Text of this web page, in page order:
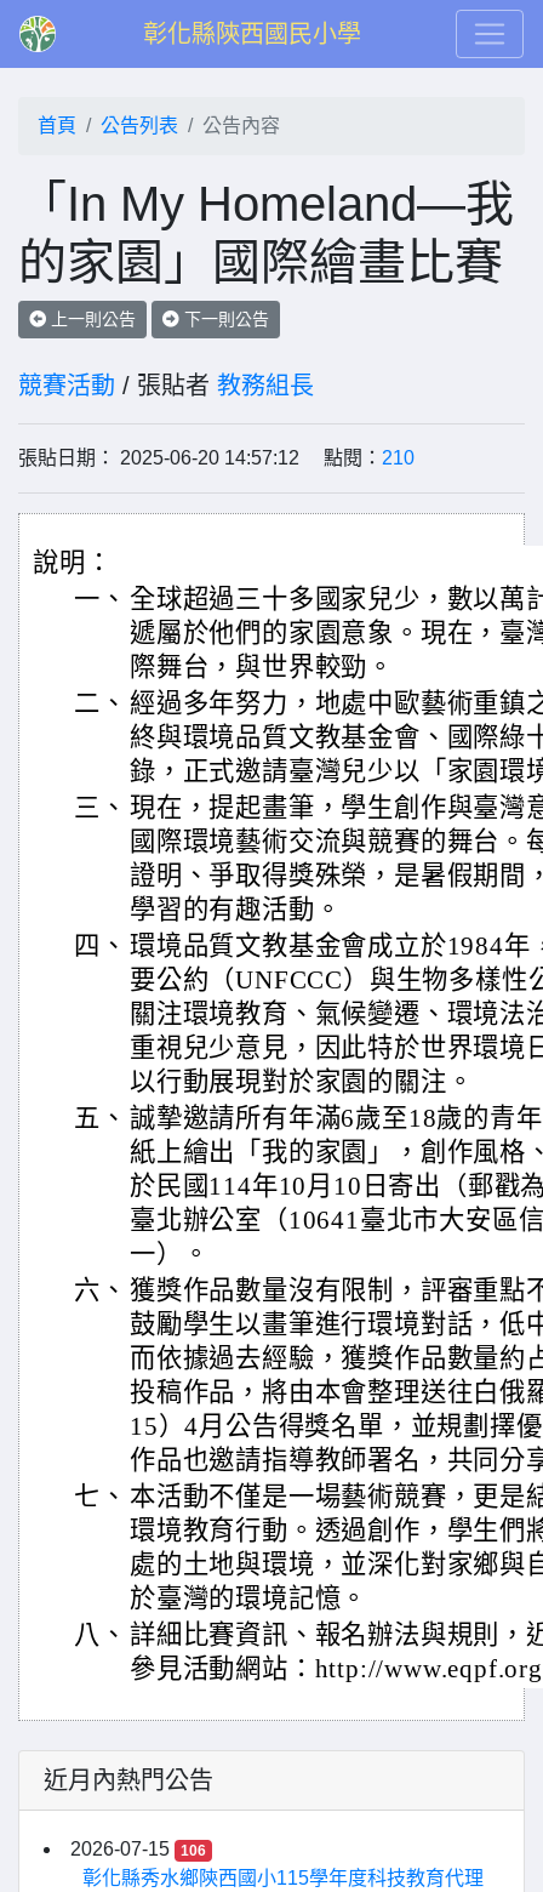
彰化縣陝西國民小學
首頁 公告列表 公告內容
「In My Homeland—我
的家園」國際繪畫比賽
上一則公告 下一則公告
競賽活動 / 張貼者 教務組長
張貼日期： 2025-06-20 14:57:12 點閱： 210
說明：
一、 全球超過三十多國家兒少，數以萬
遞屬於他們的家園意象。現在，臺
際舞台，與世界較勁。
二、 經過多年努力，地處中歐藝術重鎮
終與環境品質文教基金會、國際綠
錄，正式邀請臺灣兒少以「家園環
三、 現在，提起畫筆，學生創作與臺灣
國際環境藝術交流與競賽的舞台。
證明、爭取得獎殊榮，是暑假期間
學習的有趣活動。
四、 環境品質文教基金會成立於1984年
要公約（UNFCCC）與生物多樣性
關注環境教育、氣候變遷、環境法
重視兒少意見，因此特於世界環境
以行動展現對於家園的關注。
五、 誠摯邀請所有年滿6歲至18歲的青
紙上繪出「我的家園」，創作風格
於民國114年10月10日寄出（郵戳
臺北辦公室（10641臺北市大安區
一）。
六、 獲獎作品數量沒有限制，評審重點
鼓勵學生以畫筆進行環境對話，低
而依據過去經驗，獲獎作品數量約
投稿作品，將由本會整理送往白俄
15）4月公告得獎名單，並規劃擇
作品也邀請指導教師署名，共同分
七、 本活動不僅是一場藝術競賽，更是
環境教育行動。透過創作，學生們
處的土地與環境，並深化對家鄉與
於臺灣的環境記憶。
八、 詳細比賽資訊、報名辦法與規則，
參見活動網站：http://
近月內熱門公告
2026-07-15 106
彰化縣秀水鄉陝西國小115學年度科技教育代理